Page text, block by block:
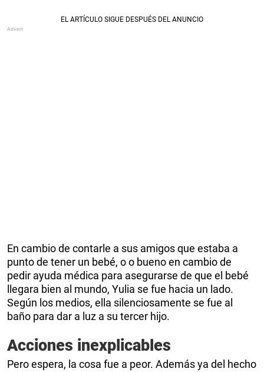
En cambio de contarle a sus amigos que estaba a
punto de tener un bebé, o o bueno en cambio de
pedir ayuda médica para asegurarse de que el bebé
llegara bien al mundo, Yulia se fue hacia un lado.
Según los medios, ella silenciosamente se fue al
baño para dar a luz a su tercer hijo.
Acciones inexplicables
Pero espera, la cosa fue a peor. Además ya del hecho